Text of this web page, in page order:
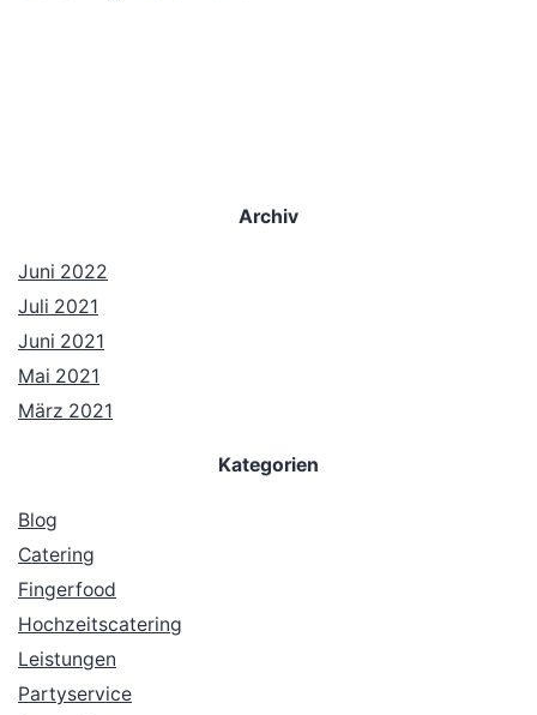
Archiv
Juni 2022
Juli 2021
Juni 2021
Mai 2021
März 2021
Kategorien
Blog
Catering
Fingerfood
Hochzeitscatering
Leistungen
Partyservice